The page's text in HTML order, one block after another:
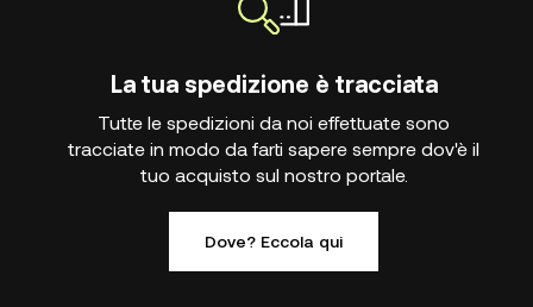
La tua spedizione è tracciata
Tutte le spedizioni da noi effettuate sono
tracciate in modo da farti sapere sempre dov'è il
tuo acquisto sul nostro portale.
Dove? Eccola qui